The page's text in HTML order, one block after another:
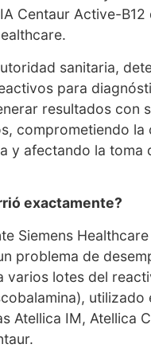
Centaur Active-B12
sanitaria,
para
resultados con
comprometiendo la
y afectando la toma
exactamente?
Siemens
problema de
varios lotes del
utilizado
Atellica IM, Atellica